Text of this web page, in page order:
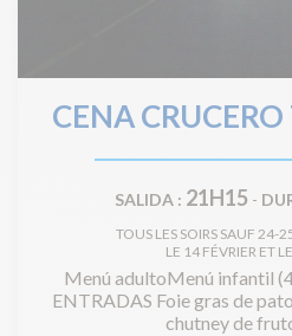
CENA
SALIDA : 21H15 -
TOUS LES SOIRS SAUF 24-
LE 14 FÉVRIER ET
Menú adultoMenú infantil
ENTRADAS Foie gras de
chutney de